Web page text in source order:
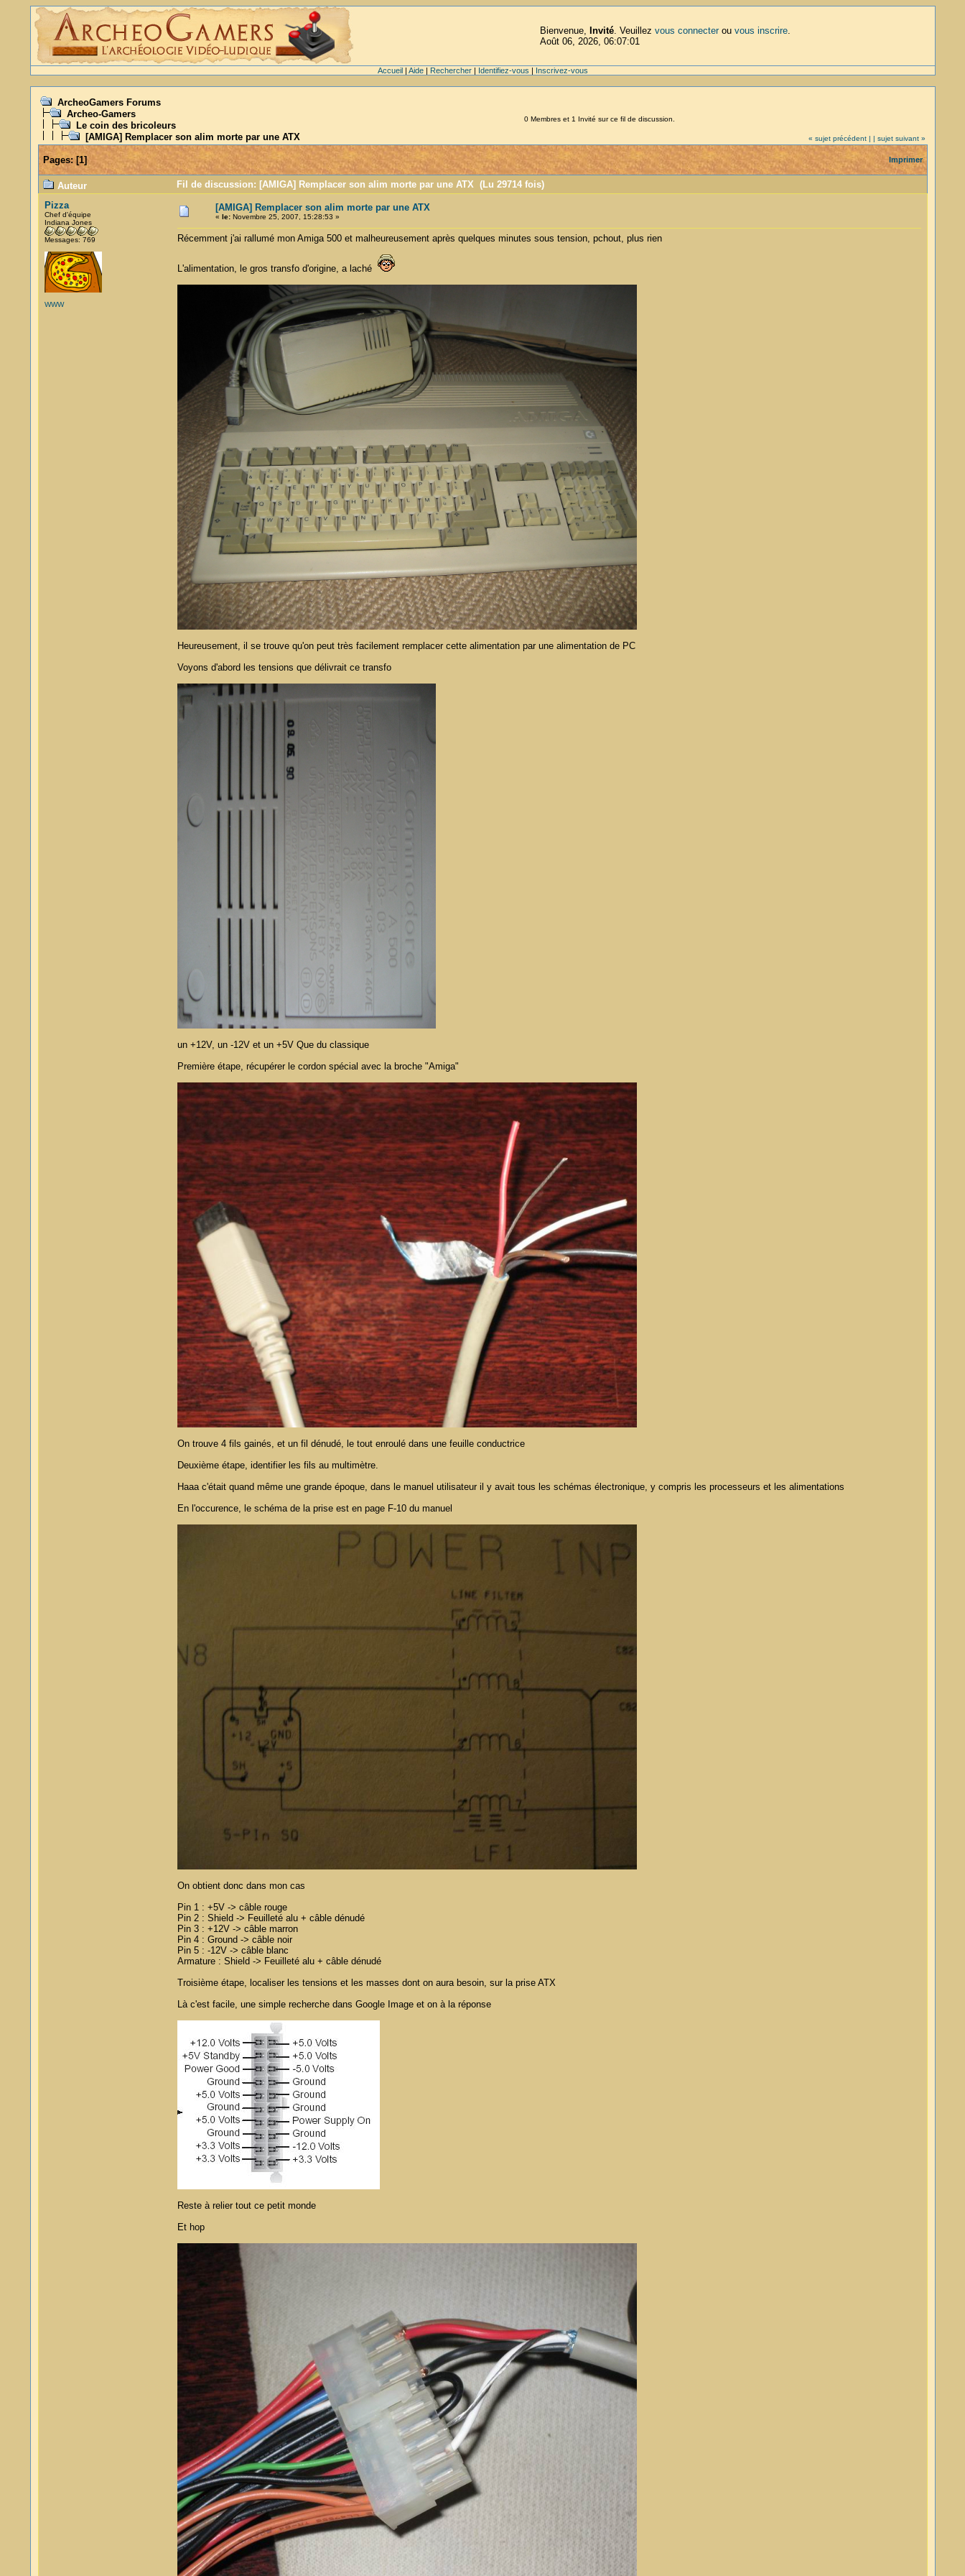
Bienvenue, Invité. Veuillez vous connecterou vous inscrire.
Août 06, 2026, 06:07:01
Accueil| Aide| Rechercher| Identifiez-vous | Inscrivez-vous
ArcheoGamers Forums
Archeo-Gamers
Le coin des bricoleurs
[AMIGA] Remplacer son alim morte par une ATX
0 Membres et 1 Invité sur ce fil de discussion.
« sujet précédent | | sujet suivant »
Pages:[1] Imprimer
Auteur
Fil de discussion: [AMIGA] Remplacer son alim morte par une ATX (Lu 29714 fois)
Pizza
Chef d'équipe
Indiana Jones
Messages: 769
WWW
[AMIGA] Remplacer son alim morte par une ATX
« le:Novembre 25, 2007, 15:28:53 »
Récemment j'ai rallumé mon Amiga 500 et malheureusement après quelques minutes sous tension, pchout, plus rien
L'alimentation, le gros transfo d'origine, a laché
Heureusement, il se trouve qu'on peut très facilement remplacer cette alimentation par une alimentation de PC
Voyons d'abord les tensions que délivrait ce transfo
un +12V, un -12V et un +5V Que du classique
Première étape, récupérer le cordon spécial avec la broche "Amiga"
On trouve 4 fils gainés, et un fil dénudé, le tout enroulé dans une feuille conductrice
Deuxième étape, identifier les fils au multimètre.
Haaa c'était quand même une grande époque, dans le manuel utilisateur il y avait tous les schémas électronique, y compris les processeurs et les alimentations
En l'occurence, le schéma de la prise est en page F-10 du manuel
On obtient donc dans mon cas
Pin 1 : +5V -> câble rouge
Pin 2 : Shield -> Feuilleté alu + câble dénudé
Pin 3 : +12V -> câble marron
Pin 4 : Ground -> câble noir
Pin 5 : -12V -> câble blanc
Armature : Shield -> Feuilleté alu + câble dénudé
Troisième étape, localiser les tensions et les masses dont on aura besoin, sur la prise ATX
Là c'est facile, une simple recherche dans Google Image et on à la réponse
Reste à relier tout ce petit monde
Et hop